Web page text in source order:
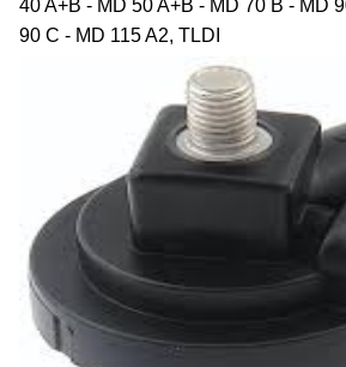
40 A+B - MD 50 A+B - MD 70 B - MD
90 C - MD 115 A2, TLDI